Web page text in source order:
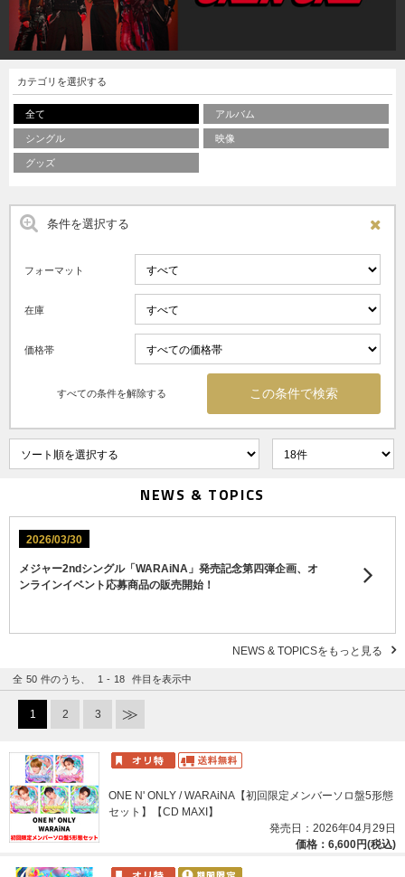
カテゴリを選択する
全て アルバム
シングル 映像
グッズ
条件を選択する
フォーマット
在庫
価格帯
すべての条件を解除する
NEWS & TOPICS
2026/03/30
メジャー2ndシングル「WARAiNA」発売記念第四弾企画、オ
ンラインイベント応募商品の販売開始！
NEWS & TOPICSをもっと見る
全 50 件のうち、 1 - 18 件目を表示中
1 2 3
ONE N' ONLY / WARAiNA【初回限定メンバーソロ盤5形態
セット】【CD MAXI】
発売日：2026年04月29日
価格：6,600円(税込)